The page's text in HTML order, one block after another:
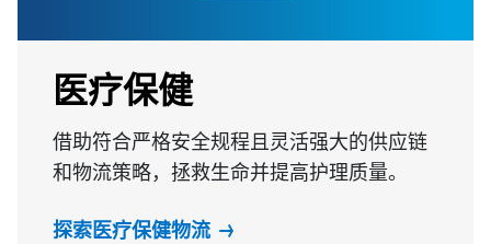
医疗保健
借助符合严格安全规程且灵活强大的供应链
和物流策略，拯救生命并提高护理质量。
探索医疗保健物流